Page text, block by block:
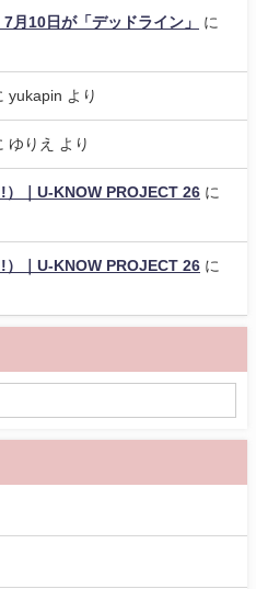
月10日が「デッドライン」
に
yukapin より
ゆりえ より
）｜U-KNOW PROJECT 26 に
）｜U-KNOW PROJECT 26 に